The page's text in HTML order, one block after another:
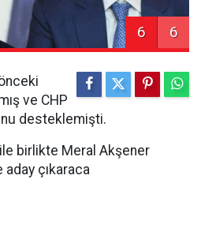
6 6
ve CHP
desteklemişti.
birlikte Meral Akşener
çıkaraca